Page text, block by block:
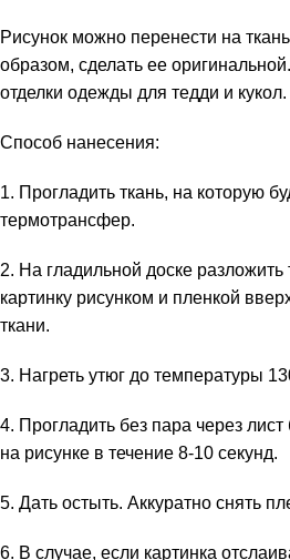
Рисунок можно перенести на
образом, сделать ее
отделки одежды для тедди и кукол.
Способ нанесения:
1. Прогладить ткань, на которую
термотрансфер.
2. На гладильной доске разложить
картинку рисунком и пленкой
ткани.
3. Нагреть утюг до температуры
4. Прогладить без пара через
на рисунке в течение 8-10 секунд.
5. Дать остыть. Аккуратно снять
6. В случае, если картинка